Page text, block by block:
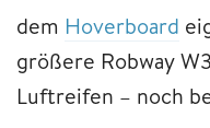
dem Hoverboard
größere Robway
Luftreifen – noch